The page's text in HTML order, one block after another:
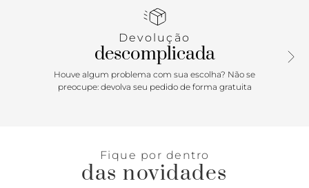
Devolução
descomplicada
Houve algum problema com sua escolha? Não se
preocupe: devolva seu pedido de forma gratuita
Fique por dentro
das novidades